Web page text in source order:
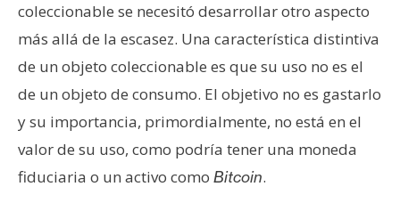
a
s
R
e
c
u
coleccionable se necesitó desarrollar otro aspecto
más allá de la escasez. Una característica distintiva
de un objeto coleccionable es que su uso no es el
de un objeto de consumo. El objetivo no es gastarlo
y su importancia, primordialmente, no está en el
valor de su uso, como podría tener una moneda
fiduciaria o un activo como Bitcoin.